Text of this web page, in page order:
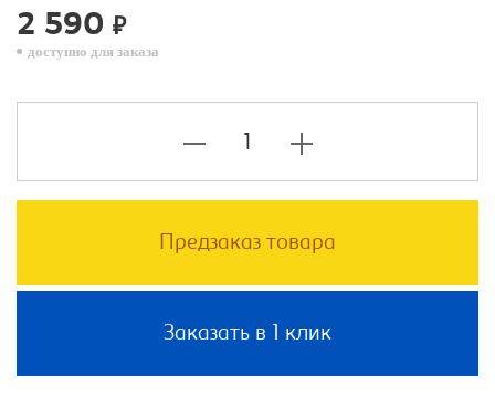
2 590 ₽
доступно для заказа
Предзаказ товара
Заказать в 1 клик